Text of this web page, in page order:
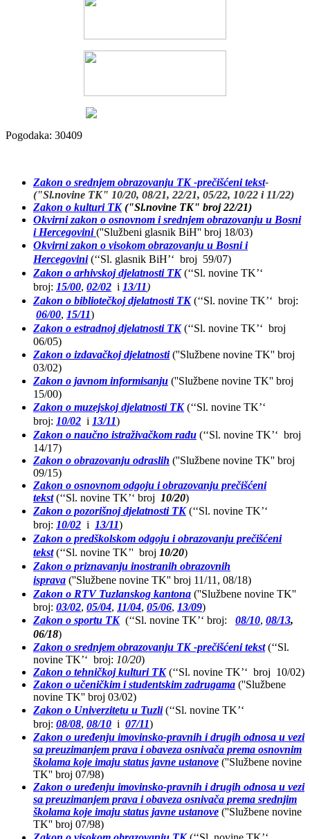
Pogodaka: 30409
Zakon o srednjem obrazovanju TK -prečišćeni tekst-
("Sl.novine TK" 10/20, 08/21, 22/21, 05/22, 10/22 i 11/22)
Zakon o kulturi TK("Sl.novine TK" broj 22/21)
Okvirni zakon o osnovnom i srednjem obrazovanju u Bosni
i Hercegovini(''Službeni glasnik BiH'' broj 18/03)
Okvirni zakon o visokom obrazovanju u Bosni i
Hercegovini(‘‘Sl. glasnik BiH’‘ broj 59/07)
Zakon o arhivskoj djelatnosti TK(‘‘Sl. novine TK’‘
broj: 15/00, 02/02 i 13/11)
Zakon o bibliotečkoj djelatnosti TK(‘‘Sl. novine TK’‘ broj:
06/00, 15/11)
Zakon o estradnoj djelatnosti TK(‘‘Sl. novine TK’‘ broj
06/05)
Zakon o izdavačkoj djelatnosti(''Službene novine TK'' broj
03/02)
Zakon o javnom informisanju (''Službene novine TK'' broj
15/00)
Zakon o muzejskoj djelatnosti TK(‘‘Sl. novine TK’‘
broj: 10/02 i 13/11)
Zakon o naučno istraživačkom radu (‘‘Sl. novine TK’‘ broj
14/17)
Zakon o obrazovanju odraslih (''Službene novine TK'' broj
09/15)
Zakon o osnovnom odgoju i obrazovanju prečišćeni
tekst(‘‘Sl. novine TK’‘ broj 10/20)
Zakon o pozorišnoj djelatnosti TK(‘‘Sl. novine TK’‘
broj: 10/02 i 13/11)
Zakon o predškolskom odgoju i obrazovanju prečišćeni
tekst(‘‘Sl. novine TK’' broj 10/20)
Zakon o priznavanju inostranih obrazovnih
isprava (''Službene novine TK'' broj 11/11, 08/18)
Zakon o RTV Tuzlanskog kantona (''Službene novine TK''
broj: 03/02, 05/04, 11/04, 05/06, 13/09)
Zakon o sportu TK(‘‘Sl. novine TK’‘ broj: 08/10, 08/13,
06/18)
Zakon o srednjem obrazovanju TK -prečišćeni tekst(‘‘Sl.
novine TK’‘ broj: 10/20)
Zakon o tehničkoj kulturi TK(‘‘Sl. novine TK’‘ broj 10/02)
Zakon o učeničkim i studentskim zadrugama (''Službene
novine TK'' broj 03/02)
Zakon o Univerzitetu u Tuzli(‘‘Sl. novine TK’‘
broj: 08/08, 08/10 i 07/11)
Zakon o uređenju imovinsko-pravnih i drugih odnosa u vezi
sa preuzimanjem prava i obaveza osnivača prema osnovnim
školama koje imaju status javne ustanove (''Službene novine
TK'' broj 07/98)
Zakon o uređenju imovinsko-pravnih i drugih odnosa u vezi
sa preuzimanjem prava i obaveza osnivača prema srednjim
školama koje imaju status javne ustanove (''Službene novine
TK'' broj 07/98)